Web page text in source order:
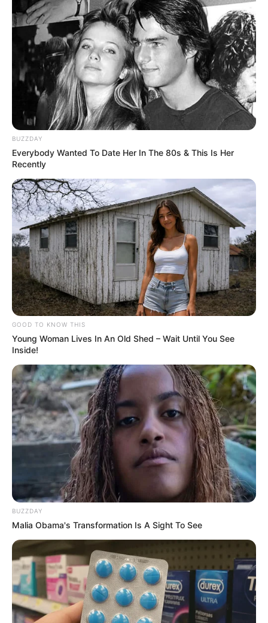
BUZZDAY
Everybody Wanted To Date Her In The 80s & This Is Her
Recently
GOOD TO KNOW THIS
Young Woman Lives In An Old Shed – Wait Until You See
Inside!
BUZZDAY
Malia Obama's Transformation Is A Sight To See